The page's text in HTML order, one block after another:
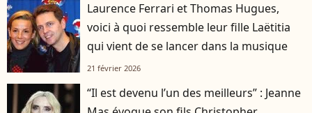
Laurence Ferrari et Thomas Hugues,
voici à quoi ressemble leur fille Laëtitia
qui vient de se lancer dans la musique
21 février 2026
“Il est devenu l’un des meilleurs” : Jeanne